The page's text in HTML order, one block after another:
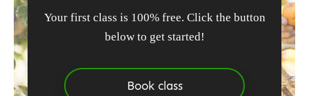
Your first class is 100% free. Click the button
below to get started!
Book class